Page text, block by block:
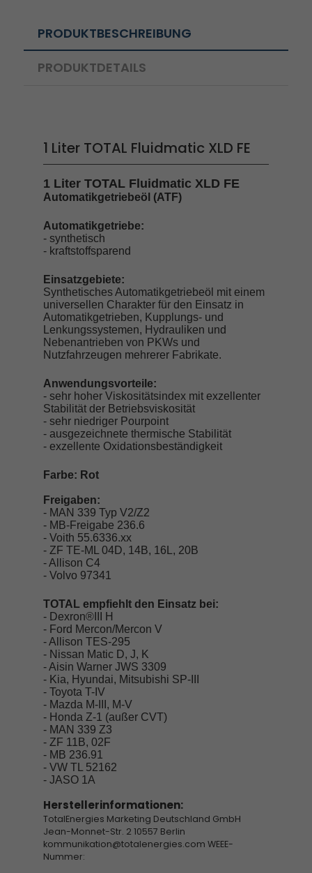
PRODUKTBESCHREIBUNG
PRODUKTDETAILS
1 Liter TOTAL Fluidmatic XLD FE
1 Liter TOTAL Fluidmatic XLD FE
Automatikgetriebeöl (ATF)
Automatikgetriebe:
- synthetisch
- kraftstoffsparend
Einsatzgebiete:
Synthetisches Automatikgetriebeöl mit einem
universellen Charakter für den Einsatz in
Automatikgetrieben, Kupplungs- und
Lenkungssystemen, Hydrauliken und
Nebenantrieben von PKWs und
Nutzfahrzeugen mehrerer Fabrikate.
Anwendungsvorteile:
- sehr hoher Viskositätsindex mit exzellenter
Stabilität der Betriebsviskosität
- sehr niedriger Pourpoint
- ausgezeichnete thermische Stabilität
- exzellente Oxidationsbeständigkeit
Farbe: Rot
Freigaben:
- MAN 339 Typ V2/Z2
- MB-Freigabe 236.6
- Voith 55.6336.xx
- ZF TE-ML 04D, 14B, 16L, 20B
- Allison C4
- Volvo 97341
TOTAL empfiehlt den Einsatz bei:
- Dexron®III H
- Ford Mercon/Mercon V
- Allison TES-295
- Nissan Matic D, J, K
- Aisin Warner JWS 3309
- Kia, Hyundai, Mitsubishi SP-III
- Toyota T-IV
- Mazda M-III, M-V
- Honda Z-1 (außer CVT)
- MAN 339 Z3
- ZF 11B, 02F
- MB 236.91
- VW TL 52162
- JASO 1A
Herstellerinformationen:
TotalEnergies Marketing Deutschland GmbH
Jean-Monnet-Str. 2 10557 Berlin
kommunikation@totalenergies.com WEEE-
Nummer: